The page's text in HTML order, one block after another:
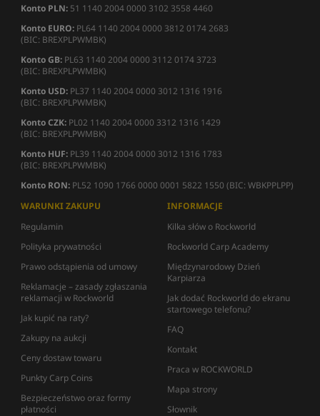
Konto PLN: 51 1140 2004 0000 3102 3558 4460
Konto EURO: PL64 1140 2004 0000 3812 0174 2683
(BIC: BREXPLPWMBK)
Konto GB: PL63 1140 2004 0000 3112 0174 3723
(BIC: BREXPLPWMBK)
Konto USD: PL37 1140 2004 0000 3012 1316 1916
(BIC: BREXPLPWMBK)
Konto CZK: PL02 1140 2004 0000 3312 1316 1429
(BIC: BREXPLPWMBK)
Konto HUF: PL39 1140 2004 0000 3012 1316 1783
(BIC: BREXPLPWMBK)
Konto RON: PL52 1090 1766 0000 0001 5822 1550 (BIC: WBKPPLPP)
WARUNKI ZAKUPU
Regulamin
Polityka prywatności
Prawo odstąpienia od umowy
Reklamacje – zasady zgłaszania
reklamacji w Rockworld
Jak kupić na raty?
Zakupy na aukcji
Ceny dostaw towaru
Punkty Carp Coins
Bezpieczeństwo oraz formy
płatności
INFORMACJE
Kilka słów o Rockworld
Rockworld Carp Academy
Międzynarodowy Dzień
Karpiarza
Jak dodać Rockworld do ekranu
startowego telefonu?
FAQ
Kontakt
Praca w ROCKWORLD
Mapa strony
Słownik